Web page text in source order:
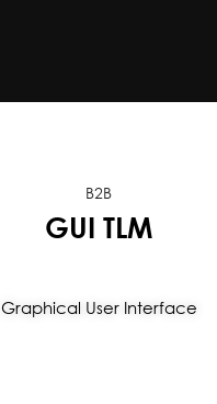
B2B
GUI TLM
Graphical User Interface